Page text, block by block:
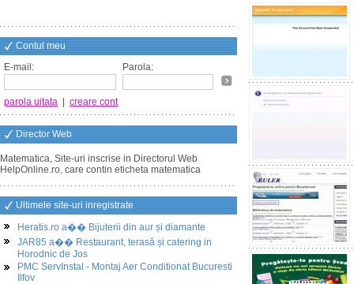
Contul meu
E-mail:
Parola:
parola uitata creare cont
Director Web
Matematica, Site-uri inscrise in Directorul Web
HelpOnline.ro, care contin eticheta matematica
Ultimele site-uri inregistrate
Heratis.ro a�� Bijuterii din aur și diamante
JAR85 a�� Restaurant, terasă și catering in
Horodnic de Jos
PMC ServInstal - Montaj Aer Conditionat Bucuresti
Ilfov